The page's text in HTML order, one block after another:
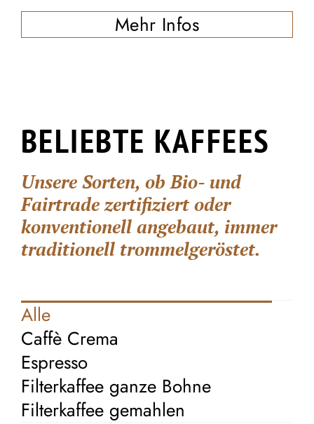
Mehr Infos
BELIEBTE KAFFEES
Unsere Sorten, ob Bio- und
Fairtrade zertifiziert oder
konventionell angebaut, immer
traditionell trommelgeröstet.
Alle
Caffè Crema
Espresso
Filterkaffee ganze Bohne
Filterkaffee gemahlen